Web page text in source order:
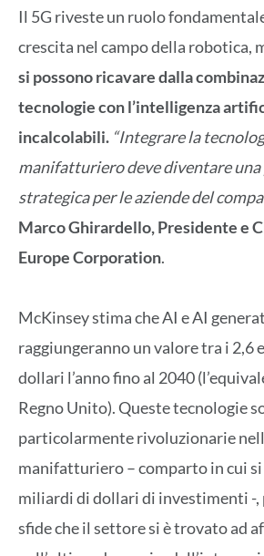
Il 5G riveste un ruolo
crescita nel campo della robotica,
si possono ricavare dalla
tecnologie con l’intelligenza
incalcolabili. “Integrare la
manifatturiero deve diventare
strategica per le aziende del
Marco Ghirardello, Presidente e
Europe Corporation.
McKinsey stima che AI e AI
raggiungeranno un valore tra i 2,6
dollari l’anno fino al 2040
Regno Unito). Queste tecnologie
particolarmente rivoluzionarie
manifatturiero – comparto in cui
miliardi di dollari di investimenti -,
sfide che il settore si è trovato ad